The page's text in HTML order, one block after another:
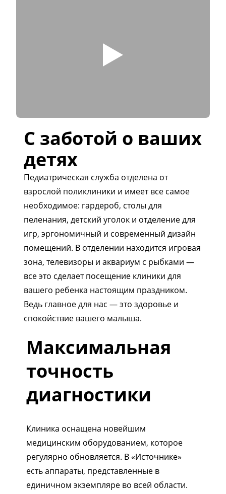
С заботой о ваших
детях
Педиатрическая служба отделена от
взрослой поликлиники и имеет все самое
необходимое: гардероб, столы для
пеленания, детский уголок и отделение для
игр, эргономичный и современный дизайн
помещений. В отделении находится игровая
зона, телевизоры и аквариум с рыбками —
все это сделает посещение клиники для
вашего ребенка настоящим праздником.
Ведь главное для нас — это здоровье и
спокойствие вашего малыша.
Максимальная
точность
диагностики
Клиника оснащена новейшим
медицинским оборудованием, которое
регулярно обновляется. В «Источнике»
есть аппараты, представленные в
единичном экземпляре во всей области.